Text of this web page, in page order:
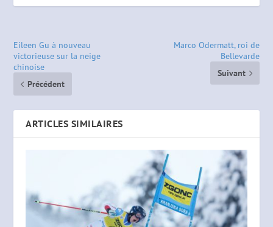
Eileen Gu à nouveau
victorieuse sur la neige
chinoise
Précédent
Marco Odermatt, roi de
Bellevarde
Suivant
ARTICLES SIMILAIRES